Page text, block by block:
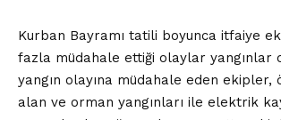
Kurban Bayramı tatili boyunca itfaiye
fazla müdahale ettiği olaylar yangınlar
yangın olayına müdahale eden ekipler,
alan ve orman yangınları ile elektrik